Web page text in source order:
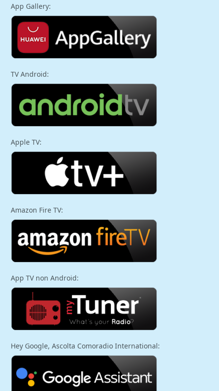
App Gallery:
TV Android:
Apple TV:
Amazon Fire TV:
App TV non Android:
Hey Google, Ascolta Comoradio International: